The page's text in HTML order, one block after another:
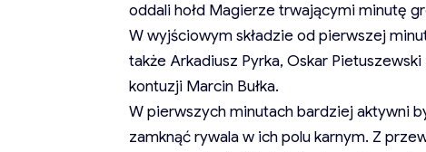
oddali hołd Magierze trwającymi minutę
W wyjściowym składzie od pierwszej
także Arkadiusz Pyrka, Oskar
kontuzji Marcin Bułka.
W pierwszych minutach bardziej aktywni
zamknąć rywala w ich polu karnym. Z